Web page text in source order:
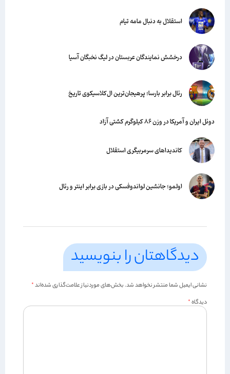
استقلال به دنبال مامه تیام
درخشش نمایندگان عربستان در لیگ نخبگان آسیا
رئال برابر بارسا؛ پرهیجان‌‌ترین ال‌کلاسیکوی تاریخ
دوئل ایران و آمریکا در وزن ۸۶ کیلوگرم کشتی آزاد
کاندیداهای سرمربیگری استقلال
اولمو؛ جانشین لواندوفسکی در بازی برابر اینتر و رئال
دیدگاهتان را بنویسید
نشانی ایمیل شما منتشر نخواهد شد.بخش‌های موردنیاز علامت‌گذاری شده‌اند*
دیدگاه*